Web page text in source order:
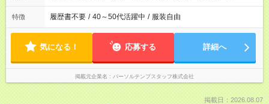
特徴 履歴書不要 / 40～50代活躍中 / 服装自由
気になる！ 応募する 詳細へ
掲載元企業名 パーソルテンプスタッフ株式会社
掲載日：2026.08.07